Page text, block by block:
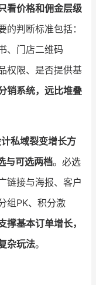
看价格和佣金层级
的判断标准包括：
、门店二维码
权限、是否提供基
销系统，远比堆叠
私域裂变增长方
与可选两档。必选
链接与海报、客户
组PK、积分激
撑基本订单增长，
杂玩法。